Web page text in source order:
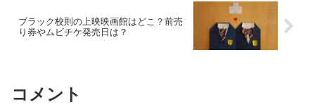
ブラック校則の上映映画館はどこ？前売
り券やムビチケ発売日は？
コメント